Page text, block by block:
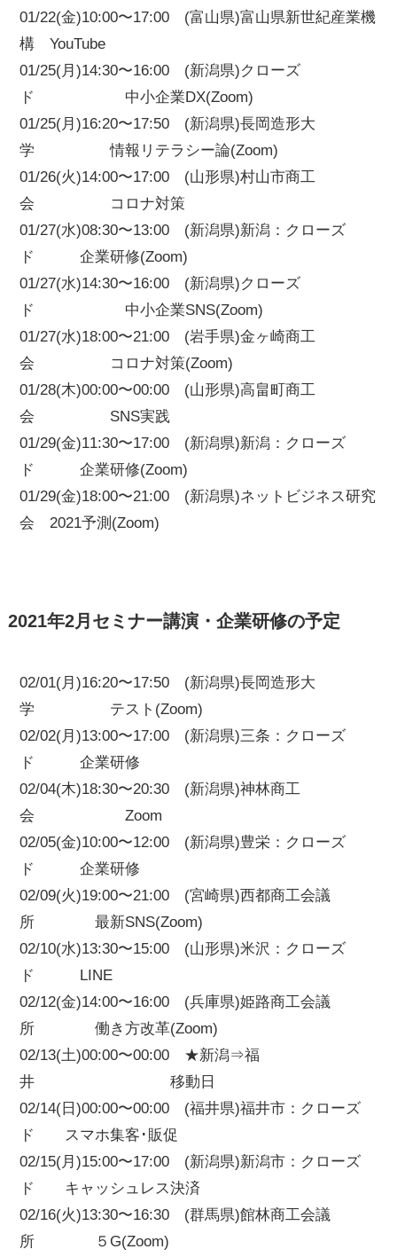
01/22(金)10:00〜17:00 (富山県)富山県新世紀産業機
構 YouTube
01/25(月)14:30〜16:00 (新潟県)クローズ
ド 中小企業DX(Zoom)
01/25(月)16:20〜17:50 (新潟県)長岡造形大
学 情報リテラシー論(Zoom)
01/26(火)14:00〜17:00 (山形県)村山市商工
会 コロナ対策
01/27(水)08:30〜13:00 (新潟県)新潟：クローズ
ド 企業研修(Zoom)
01/27(水)14:30〜16:00 (新潟県)クローズ
ド 中小企業SNS(Zoom)
01/27(水)18:00〜21:00 (岩手県)金ヶ崎商工
会 コロナ対策(Zoom)
01/28(木)00:00〜00:00 (山形県)高畠町商工
会 SNS実践
01/29(金)11:30〜17:00 (新潟県)新潟：クローズ
ド 企業研修(Zoom)
01/29(金)18:00〜21:00 (新潟県)ネットビジネス研究
会 2021予測(Zoom)
2021年2月セミナー講演・企業研修の予定
02/01(月)16:20〜17:50 (新潟県)長岡造形大
学 テスト(Zoom)
02/02(月)13:00〜17:00 (新潟県)三条：クローズ
ド 企業研修
02/04(木)18:30〜20:30 (新潟県)神林商工
会 Zoom
02/05(金)10:00〜12:00 (新潟県)豊栄：クローズ
ド 企業研修
02/09(火)19:00〜21:00 (宮崎県)西都商工会議
所 最新SNS(Zoom)
02/10(水)13:30〜15:00 (山形県)米沢：クローズ
ド LINE
02/12(金)14:00〜16:00 (兵庫県)姫路商工会議
所 働き方改革(Zoom)
02/13(土)00:00〜00:00 ★新潟⇒福
井 移動日
02/14(日)00:00〜00:00 (福井県)福井市：クローズ
ド スマホ集客･販促
02/15(月)15:00〜17:00 (新潟県)新潟市：クローズ
ド キャッシュレス決済
02/16(火)13:30〜16:30 (群馬県)館林商工会議
所 ５G(Zoom)